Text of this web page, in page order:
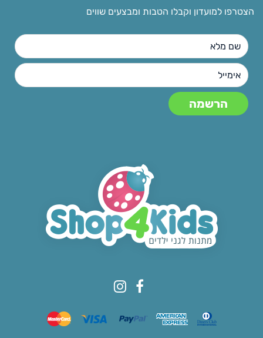
הצטרפו למועדון וקבלו הטבות ומבצעים שווים
© All rights reserved to Shop4kids